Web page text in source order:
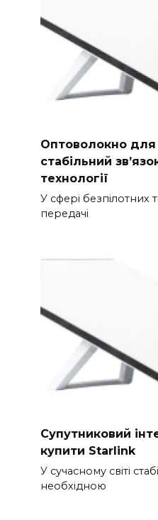
Оптоволокно для
стабільний
технології
У сфері безпілотних
передачі
Супутниковий
купити Starlink
У сучасному світі
необхідною